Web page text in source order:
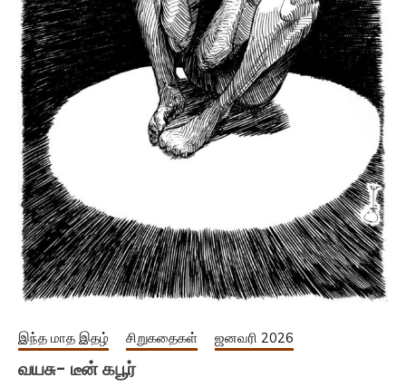
இந்த மாத இதழ் சிறுகதைகள் ஜனவரி 2026
வயசு- டீன் கபூர்